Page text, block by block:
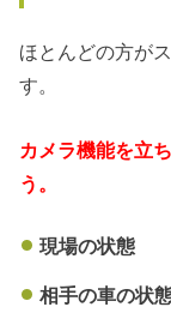
ほとんどの方が
す。
カメラ機能を立
う。
現場の状態
相手の車の状